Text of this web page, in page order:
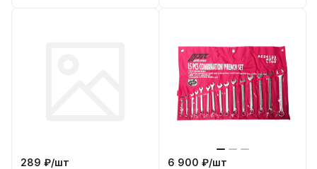
289 ₽/шт
6 900 ₽/шт